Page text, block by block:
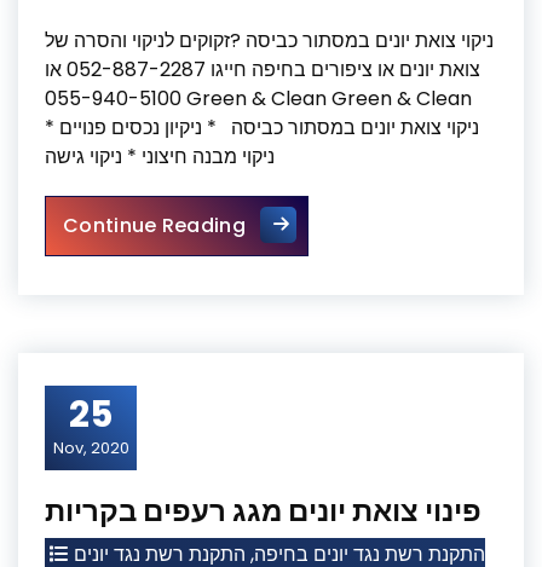
ניקוי צואת יונים במסתור כביסה ?זקוקים לניקוי והסרה של
צואת יונים או ציפורים בחיפה חייגו 052-887-2287 או
055-940-5100 Green & Clean Green & Clean
ניקוי צואת יונים במסתור כביסה * ניקיון נכסים פנויים *
ניקוי מבנה חיצוני * ניקוי גישה
Continue Readingניקוי צואת יונים במסתור כביסה
25
Nov, 2020
פינוי צואת יונים מגג רעפים בקריות
התקנת רשת נגד יונים בחיפה, התקנת רשת נגד יונים